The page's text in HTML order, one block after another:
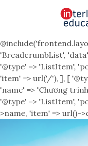
'BreadcrumbList',
'@type' => 'ListItem',
'item' => url('/'), ], [
'name' => 'Chương
'@type' => 'ListItem',
>name, 'item' => url()-